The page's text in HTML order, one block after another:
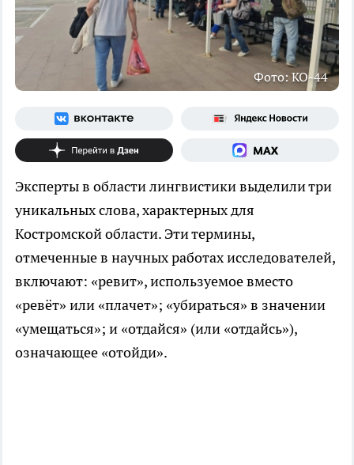
Фото: КО-44
Эксперты в области лингвистики выделили три
уникальных слова, характерных для
Костромской области. Эти термины,
отмеченные в научных работах исследователей,
включают: «ревит», используемое вместо
«ревёт» или «плачет»; «убираться» в значении
«умещаться»; и «отдайся» (или «отдайсь»),
означающее «отойди».